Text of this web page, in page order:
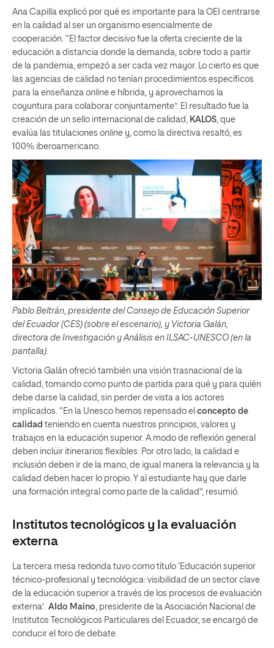
Ana Capilla explicó por qué es importante para la OEI centrarse
en la calidad al ser un organismo esencialmente de
cooperación. “El factor decisivo fue la oferta creciente de la
educación a distancia donde la demanda, sobre todo a partir
de la pandemia, empezó a ser cada vez mayor. Lo cierto es que
las agencias de calidad no tenían procedimientos específicos
para la enseñanza online e híbrida, y aprovechamos la
coyuntura para colaborar conjuntamente”. El resultado fue la
creación de un sello internacional de calidad, KALOS, que
evalúa las titulaciones online y, como la directiva resaltó, es
100% iberoamericano.
Pablo Beltrán, presidente del Consejo de Educación Superior
del Ecuador (CES) (sobre el escenario), y Victoria Galán,
directora de Investigación y Análisis en ILSAC-UNESCO (en la
pantalla).
Victoria Galán ofreció también una visión trasnacional de la
calidad, tomando como punto de partida para qué y para quién
debe darse la calidad, sin perder de vista a los actores
implicados. “En la Unesco hemos repensado el concepto de
calidad teniendo en cuenta nuestros principios, valores y
trabajos en la educación superior. A modo de reflexión general
deben incluir itinerarios flexibles. Por otro lado, la calidad e
inclusión deben ir de la mano, de igual manera la relevancia y la
calidad deben hacer lo propio. Y al estudiante hay que darle
una formación integral como parte de la calidad”, resumió.
Institutostecnológicos y la evaluación
externa
La tercera mesa redonda tuvo como título ‘Educación superior
técnico-profesional y tecnológica: visibilidad de un sector clave
de la educación superior a través de los procesos de evaluación
externa’. Aldo Maino , presidente de la Asociación Nacional de
Institutos Tecnológicos Particulares del Ecuador, se encargó de
conducir el foro de debate.